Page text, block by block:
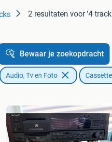
2 resultaten voor '4
Bewaar je zoekopdracht
Audio, Tv en Foto